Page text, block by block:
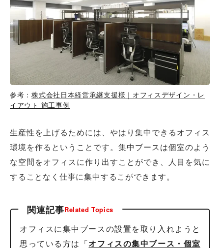
参考：株式会社日本経営承継支援様｜オフィスデザイン・レ
イアウト 施工事例
生産性を上げるためには、やはり集中できるオフィス
環境を作るということです。集中ブースは個室のよう
な空間をオフィスに作り出すことができ、人目を気に
することなく仕事に集中するこができます。
関連記事Related Topics
オフィスに集中ブースの設置を取り入れようと
思っている方は「オフィスの集中ブース・個室